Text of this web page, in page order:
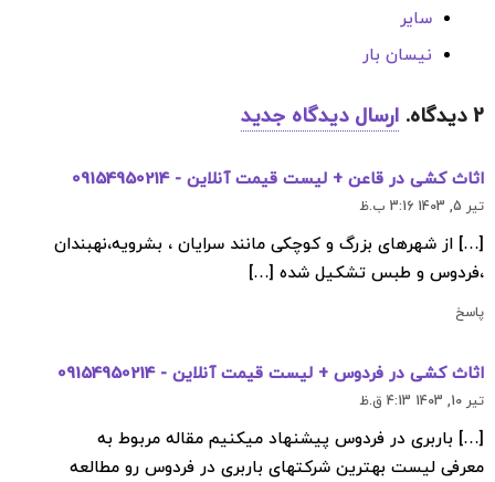
سایر
نیسان بار
2 دیدگاه. ارسال دیدگاه جدید
اثاث کشی در قاعن + لیست قیمت آنلاین - 09154950214
تیر 5, 1403 3:16 ب.ظ
[…] از شهرهای بزرگ و کوچکی مانند سرایان ، بشرویه،نهبندان
،فردوس و طبس تشکیل شده […]
پاسخ
اثاث کشی در فردوس + لیست قیمت آنلاین - 09154950214
تیر 10, 1403 4:13 ق.ظ
[…] باربری در فردوس پیشنهاد میکنیم مقاله مربوط به
معرفی لیست بهترین شرکتهای باربری در فردوس رو مطالعه